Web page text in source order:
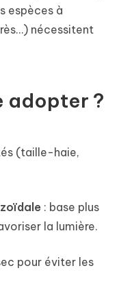
espèces à
nécessitent
adopter ?
(taille-haie,
: base plus
la lumière.
pour éviter les